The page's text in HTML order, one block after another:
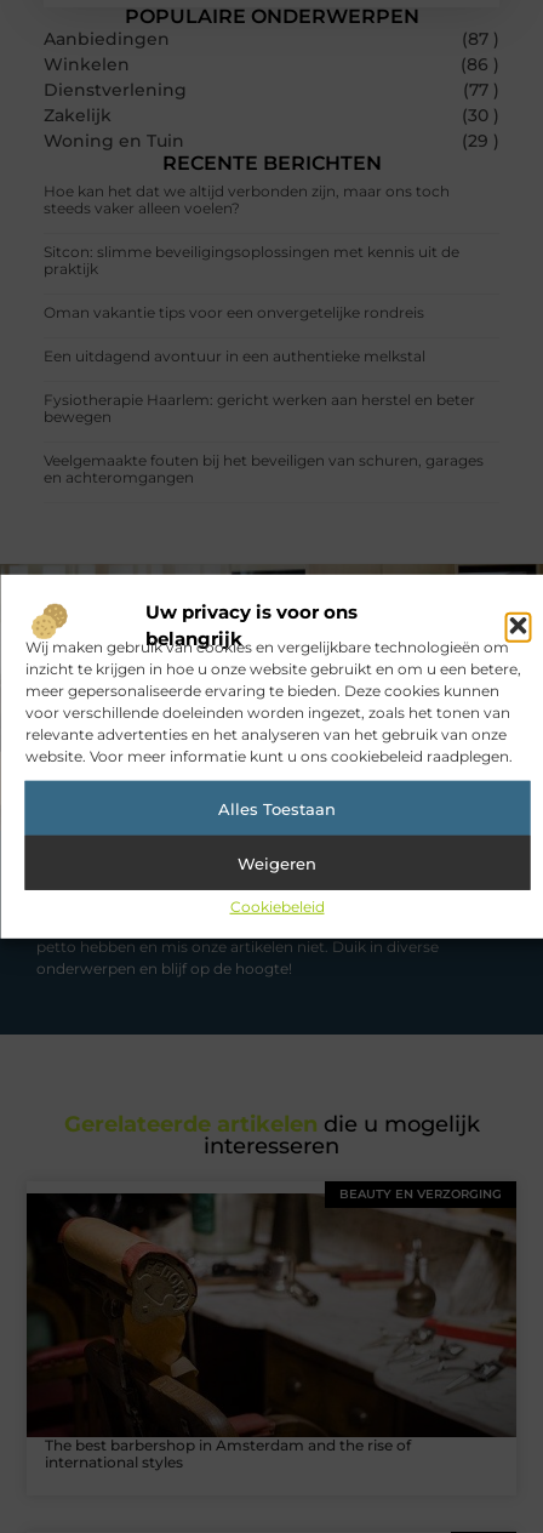
Uw privacy is voor ons
belangrijk
Wij maken gebruik van cookies en vergelijkbare technologieën om
inzicht te krijgen in hoe u onze website gebruikt en om u een betere,
meer gepersonaliseerde ervaring te bieden. Deze cookies kunnen
voor verschillende doeleinden worden ingezet, zoals het tonen van
relevante advertenties en het analyseren van het gebruik van onze
website. Voor meer informatie kunt u ons cookiebeleid raadplegen.
Alles Toestaan
Weigeren
Cookiebeleid
POPULAIRE ONDERWERPEN
Aanbiedingen
(87 )
Winkelen
(86 )
Dienstverlening
(77 )
Zakelijk
(30 )
Woning en Tuin
(29 )
RECENTE BERICHTEN
Hoe kan het dat we altijd verbonden zijn, maar ons toch
steeds vaker alleen voelen?
Sitcon: slimme beveiligingsoplossingen met kennis uit de
praktijk
Oman vakantie tips voor een onvergetelijke rondreis
Een uitdagend avontuur in een authentieke melkstal
Fysiotherapie Haarlem: gericht werken aan herstel en beter
bewegen
Veelgemaakte fouten bij het beveiligen van schuren, garages
en achteromgangen
Had je deze artikelen al bekeken?
petto hebben en mis onze artikelen niet. Duik in diverse
onderwerpen en blijf op de hoogte!
VORIGE
Een goedkope 3d Pen hoeft niet slecht te zijn Waarom zijn hoverboards zo populair en waarom zou jij ook een hoverboard moeten kopen?
Gerelateerde artikelen die u mogelijk
interesseren
BEAUTY EN VERZORGING
The best barbershop in Amsterdam and the rise of
international styles